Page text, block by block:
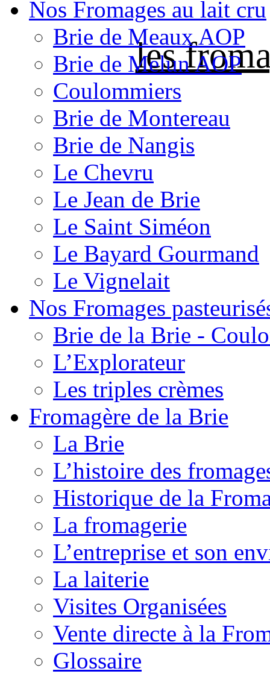
les
Nos Fromages au lait cru
Brie de Meaux AOP
Brie de Melun AOP
Coulommiers
Brie de Montereau
Brie de Nangis
Le Chevru
Le Jean de Brie
Le Saint Siméon
Le Bayard Gourmand
Le Vignelait
Nos Fromages
Brie de la Brie -
L’Explorateur
Les triples crèmes
Fromagère de la Brie
La Brie
L’histoire des
Historique de la
La fromagerie
L’entreprise et son
La laiterie
Visites Organisées
Vente directe à la
Glossaire